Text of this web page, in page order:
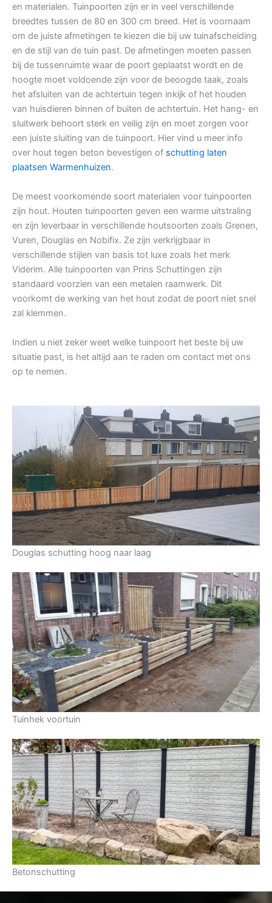
en materialen. Tuinpoorten zijn er in veel verschillende
breedtes tussen de 80 en 300 cm breed. Het is voornaam
om de juiste afmetingen te kiezen die bij uw tuinafscheiding
en de stijl van de tuin past. De afmetingen moeten passen
bij de tussenruimte waar de poort geplaatst wordt en de
hoogte moet voldoende zijn voor de beoogde taak, zoals
het afsluiten van de achtertuin tegen inkijk of het houden
van huisdieren binnen of buiten de achtertuin. Het hang- en
sluitwerk behoort sterk en veilig zijn en moet zorgen voor
een juiste sluiting van de tuinpoort. Hier vind u meer info
over hout tegen beton bevestigen of schutting laten
plaatsen Warmenhuizen.
De meest voorkomende soort materialen voor tuinpoorten
zijn hout. Houten tuinpoorten geven een warme uitstraling
en zijn leverbaar in verschillende houtsoorten zoals Grenen,
Vuren, Douglas en Nobifix. Ze zijn verkrijgbaar in
verschillende stijlen van basis tot luxe zoals het merk
Viderim. Alle tuinpoorten van Prins Schuttingen zijn
standaard voorzien van een metalen raamwerk. Dit
voorkomt de werking van het hout zodat de poort niet snel
zal klemmen.
Indien u niet zeker weet welke tuinpoort het beste bij uw
situatie past, is het altijd aan te raden om contact met ons
op te nemen.
Douglas schutting hoog naar laag
Tuinhek voortuin
Betonschutting